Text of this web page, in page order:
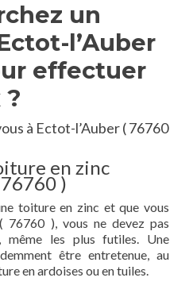
un
l’Auber
effectuer
?
à Ectot-l’Auber ( 76760
en zinc
)
toiture en zinc et que vous
76760 ), vous ne devez pas
même les plus futiles. Une
être entretenue, au
en ardoises ou en tuiles.